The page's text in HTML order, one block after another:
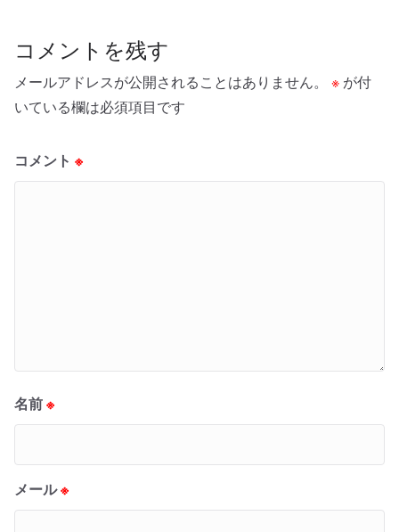
コメントを残す
メールアドレスが公開されることはありません。 ※ が付
いている欄は必須項目です
コメント ※
名前 ※
メール※